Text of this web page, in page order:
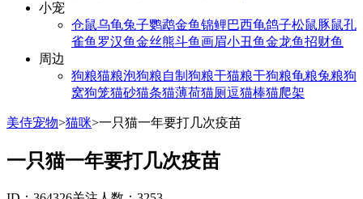
小宠
仓鼠乌龟兔子鹦鹉金鱼锦鲤巴西龟鸽子松鼠豚鼠孔
雀鱼 罗汉鱼金丝熊斗鱼画眉小丑鱼金龙鱼招财鱼
周边
狗粮猫粮泡狗粮自制狗粮干猫粮干狗粮龟粮兔粮狗
窝狗笼猫砂猫条猫薄荷猫厕逗猫棒猫爬架
美侍宠物>猫咪>一只猫一年要打几次疫苗
一只猫一年要打几次疫苗